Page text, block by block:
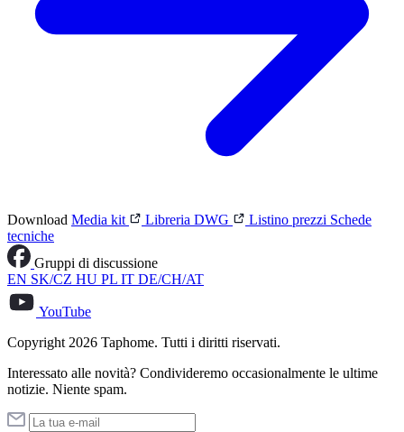
Download Media kit Libreria DWG Listino prezzi Schede
tecniche
Gruppi di discussione
EN SK/CZ HU PL IT DE/CH/AT
YouTube
Copyright 2026 Taphome. Tutti i diritti riservati.
Interessato alle novità? Condivideremo occasionalmente le ultime
notizie. Niente spam.